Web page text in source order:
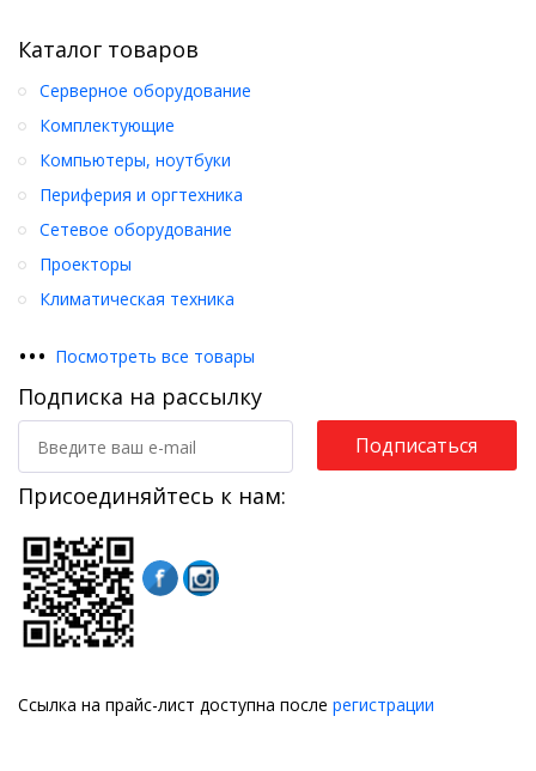
Каталог товаров
Серверное оборудование
Комплектующие
Компьютеры, ноутбуки
Периферия и оргтехника
Сетевое оборудование
Проекторы
Климатическая техника
••• Посмотреть все товары
Подписка на рассылку
Подписаться
Присоединяйтесь к нам:
Ссылка на прайс-лист доступна после регистрации